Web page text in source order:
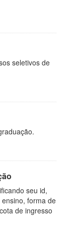
seletivos de
seu id,
forma de
de ingresso